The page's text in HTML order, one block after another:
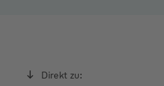
Direkt zu: